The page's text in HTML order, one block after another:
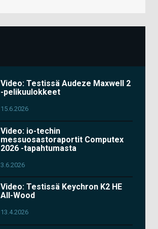
Video: Testissä Audeze Maxwell 2
-pelikuulokkeet
15.6.2026
Video: io-techin
messuosastoraportit Computex
2026 -tapahtumasta
3.6.2026
Video: Testissä Keychron K2 HE
All-Wood
13.4.2026